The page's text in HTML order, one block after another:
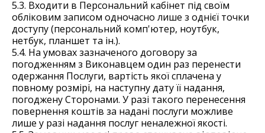
5.3. Входити в Персональний кабінет під своїм
обліковим записом одночасно лише з однієї точки
доступу (персональний комп'ютер, ноутбук,
нетбук, планшет та ін.).
5.4. На умовах зазначеного договору за
погодженням з Виконавцем один раз перенести
одержання Послуги, вартість якої сплачена у
повному розмірі, на наступну дату її надання,
погоджену Сторонами. У разі такого перенесення
повернення коштів за надані послуги можливе
лише у разі надання послуг неналежної якості.